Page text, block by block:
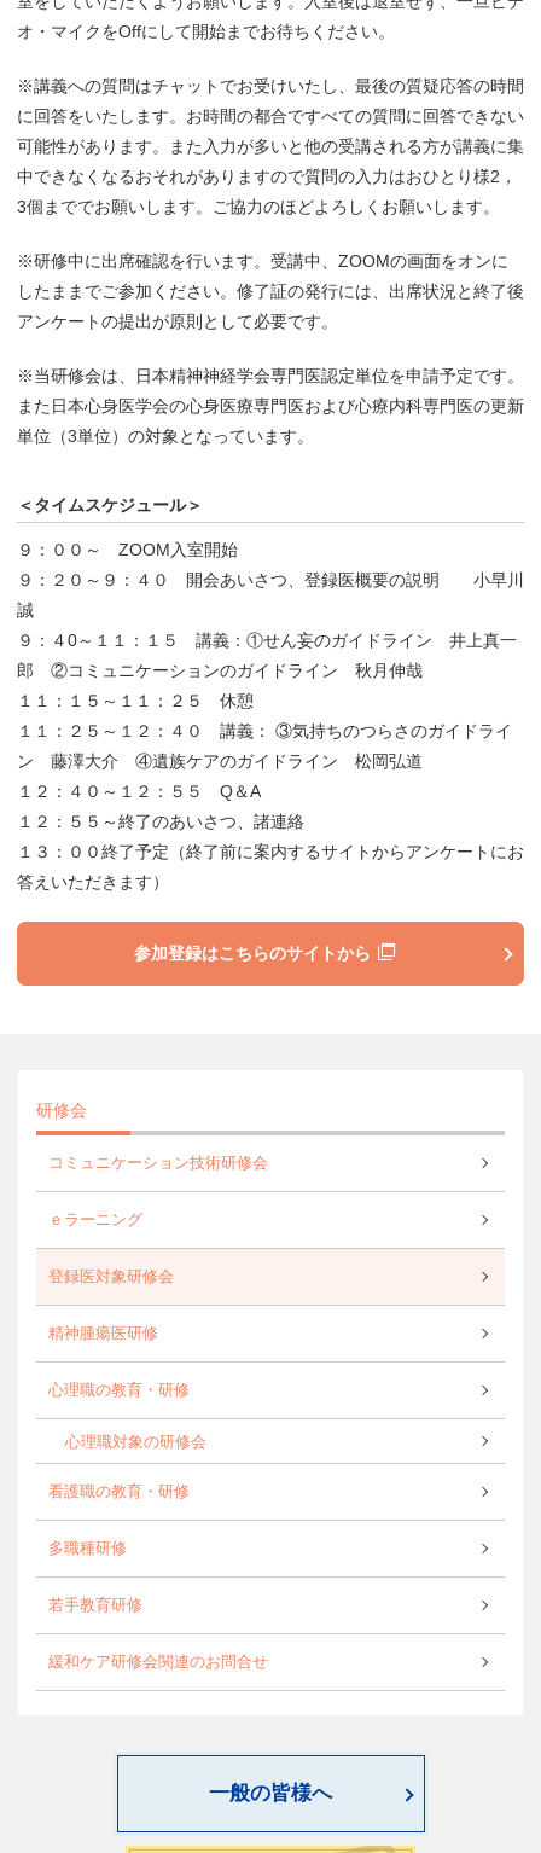
オ・マイクをOffにして開始までお待ちください。
※講義への質問はチャットでお受けいたし、最後の質疑応答の時間
に回答をいたします。お時間の都合ですべての質問に回答できない
可能性があります。また入力が多いと他の受講される方が講義に集
中できなくなるおそれがありますので質問の入力はおひとり様2，
3個まででお願いします。ご協力のほどよろしくお願いします。
※研修中に出席確認を行います。受講中、ZOOMの画面をオンに
したままでご参加ください。修了証の発行には、出席状況と終了後
アンケートの提出が原則として必要です。
※当研修会は、日本精神神経学会専門医認定単位を申請予定です。
また日本心身医学会の心身医療専門医および心療内科専門医の更新
単位（3単位）の対象となっています。
＜タイムスケジュール＞
９：００～ ZOOM入室開始
９：２０～９：４０ 開会あいさつ、登録医概要の説明 小早川
誠
９：４0～１１：１５ 講義：①せん妄のガイドライン 井上真一
郎 ②コミュニケーションのガイドライン 秋月伸哉
１１：１５～１１：２５ 休憩
１１：２５～１２：４０ 講義： ③気持ちのつらさのガイドライ
ン 藤澤大介 ④遺族ケアのガイドライン 松岡弘道
１２：４０～１２：５５ Q＆A
１２：５５～終了のあいさつ、諸連絡
１３：００終了予定（終了前に案内するサイトからアンケートにお
答えいただきます）
参加登録はこちらのサイトから
研修会
コミュニケーション技術研修会
ｅラーニング
登録医対象研修会
精神腫瘍医研修
心理職の教育・研修
心理職対象の研修会
看護職の教育・研修
多職種研修
若手教育研修
緩和ケア研修会関連のお問合せ
一般の皆様へ